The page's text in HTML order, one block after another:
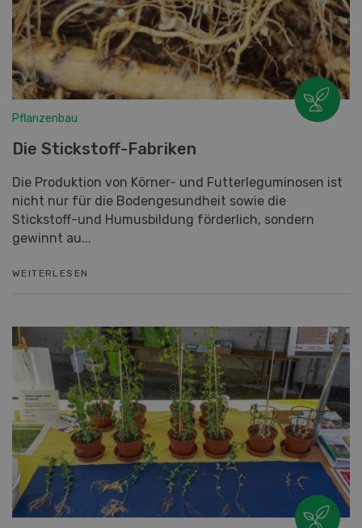
Pflanzenbau
Die Stickstoff-Fabriken
Die Produktion von Körner- und Futterleguminosen ist
nicht nur für die Bodengesundheit sowie die
Stickstoff-und Humusbildung förderlich, sondern
gewinnt au...
WEITERLESEN